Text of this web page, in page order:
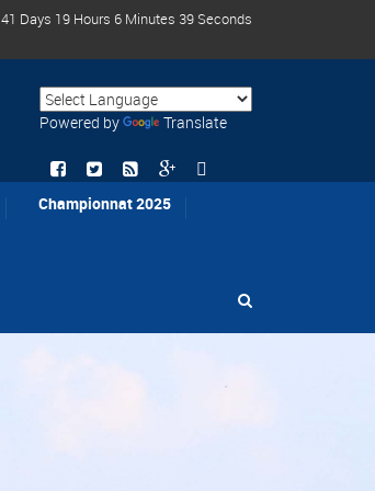
41 Days 19 Hours 6 Minutes 37 Seconds
Powered by Translate
Championnat 2025